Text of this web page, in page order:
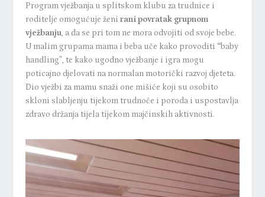
Program vježbanja u splitskom klubu za trudnice i
roditelje omogućuje ženi rani povratak grupnom
vježbanju, a da se pri tom ne mora odvojiti od svoje bebe.
U malim grupama mama i beba uče kako provoditi “baby
handling”, te kako ugodno vježbanje i igra mogu
poticajno djelovati na normalan motorički razvoj djeteta.
Dio vježbi za mamu snaži one mišiće koji su osobito
skloni slabljenju tijekom trudnoće i poroda i uspostavlja
zdravo držanja tijela tijekom majčinskih aktivnosti.